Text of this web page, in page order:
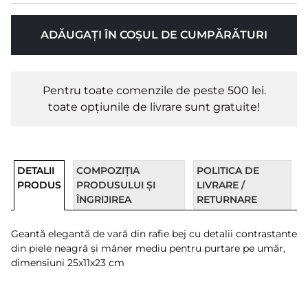
ADĂUGAȚI ÎN COȘUL DE CUMPĂRĂTURI
Pentru toate comenzile de peste 500 lei.
toate opțiunile de livrare sunt gratuite!
DETALII
PRODUS
COMPOZIȚIA
PRODUSULUI ȘI
ÎNGRIJIREA
POLITICA DE
LIVRARE /
RETURNARE
Geantă elegantă de vară din rafie bej cu detalii contrastante
din piele neagră și mâner mediu pentru purtare pe umăr,
dimensiuni 25x11x23 cm